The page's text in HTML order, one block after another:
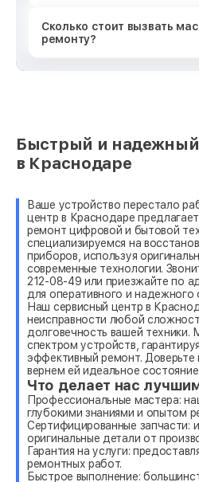
Сколько стоит вызвать
ремонту?
Быстрый и
в Краснодаре
Ваше устройство перестало
центр в Краснодаре
ремонт цифровой и бытовой
специализируемся на
приборов, используя
современные технологии.
212-08-49 или приезжайте по
для оперативного и надежного
Наш сервисный центр в
неисправности любой
долговечность вашей
спектром устройств,
эффективный ремонт.
вернем ей идеальное
Что делает нас
Профессиональные мастера:
глубокими знаниями и опытом
Сертифицированные запчасти:
оригинальные детали от
Гарантия на услуги:
ремонтных работ.
Быстрое выполнение: